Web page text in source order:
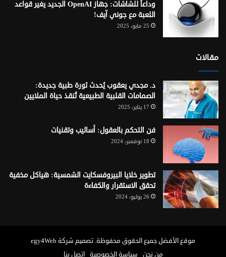
وداعاً للشاشات: جهاز OpenAI الجديد يغير قواعد
اللعبة مع جوني آيف!
25 مايو، 2025
مقالات
د. مجدي يعقوب يُحدث ثورة طبية جديدة:
الصمامات القلبية الطبيعية تُنقذ حياة الملايين
17 يناير، 2025
فن التحكم بالعقول: أساليب وتقنيات
18 نوفمبر، 2024
تطوير خلايا البيروفسكايت الشمسية: هياكل مخفية
تحقق الاستقرار والكفاءة
26 يوليو، 2024
موقع الأفضلجميع الحقوق محفوظة. تصميم شركة egy4Web
من نحن
سياسة الخصوصية اتصل بنا